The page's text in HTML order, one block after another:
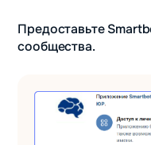
Предоставьте
сообщества.